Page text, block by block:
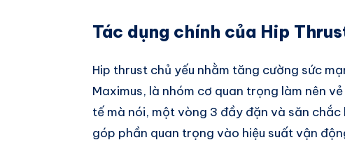
Tác dụng chính của Hip
Hip thrust chủ yếu nhằm tăng cường sức
Maximus, là nhóm cơ quan trọng làm nên
tế mà nói, một vòng 3 đầy đặn và săn
góp phần quan trọng vào hiệu suất vận